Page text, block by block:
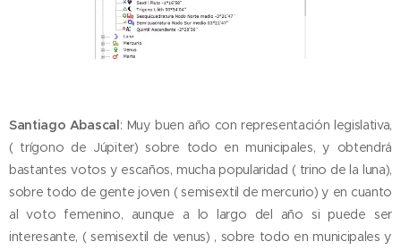
Santiago Abascal : Muy buen año con representación legislativa,
( trígono de Júpiter) sobre todo en municipales, y obtendrá
bastantes votos y escaños, mucha popularidad ( trino de la luna),
sobre todo de gente joven ( semisextil de mercurio) y en cuanto
al voto femenino, aunque a lo largo del año si puede ser
interesante, ( semisextil de venus) , sobre todo en municipales y